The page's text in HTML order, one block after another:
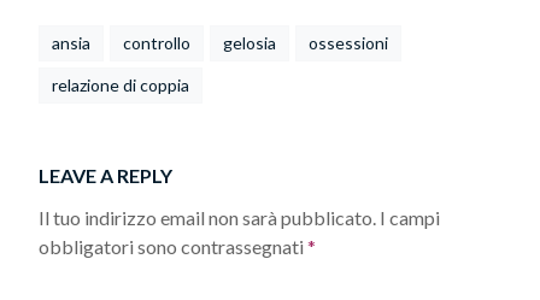
ansia controllo gelosia ossessioni
relazione di coppia
LEAVE A REPLY
Il tuo indirizzo email non sarà pubblicato. I campi
obbligatori sono contrassegnati*